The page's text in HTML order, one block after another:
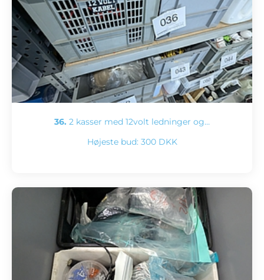
36. 2 kasser med 12volt ledninger og…
Højeste bud: 300 DKK